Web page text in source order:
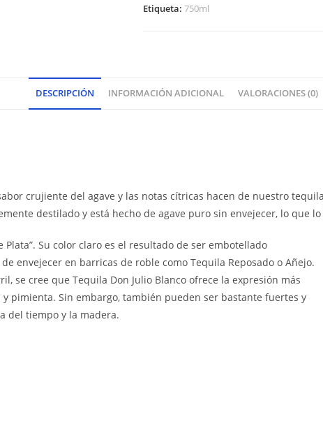
cantidad
Etiqueta: 750ml
DESCRIPCIÓN INFORMACIÓN ADICIONAL VALORACIONES (0)
crujiente del agave y las notas cítricas hacen de nuestro
destilado y está hecho de agave puro sin envejecer, lo que
Su color claro es el resultado de ser embotellado
envejecer en barricas de roble como Tequila Reposado o Añejo.
se cree que Tequila Don Julio Blanco ofrece la expresión más
pimienta. Sin embargo, también pueden ser bastante fuertes y
del tiempo y la madera.